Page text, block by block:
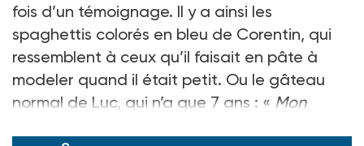
fois d’un témoignage. Il y a ainsi les
spaghettis colorés en bleu de Corentin, qui
ressemblent à ceux qu’il faisait en pâte à
modeler quand il était petit. Ou le gâteau
normal de Luc, qui n’a que 7 ans : « Mon